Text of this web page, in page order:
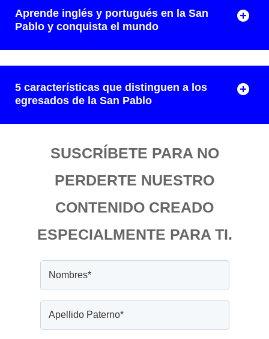
Aprende inglés y portugués en la San
Pablo y conquista el mundo
5 características que distinguen a los
egresados de la San Pablo
SUSCRÍBETE PARA NO
PERDERTE NUESTRO
CONTENIDO CREADO
ESPECIALMENTE PARA TI.